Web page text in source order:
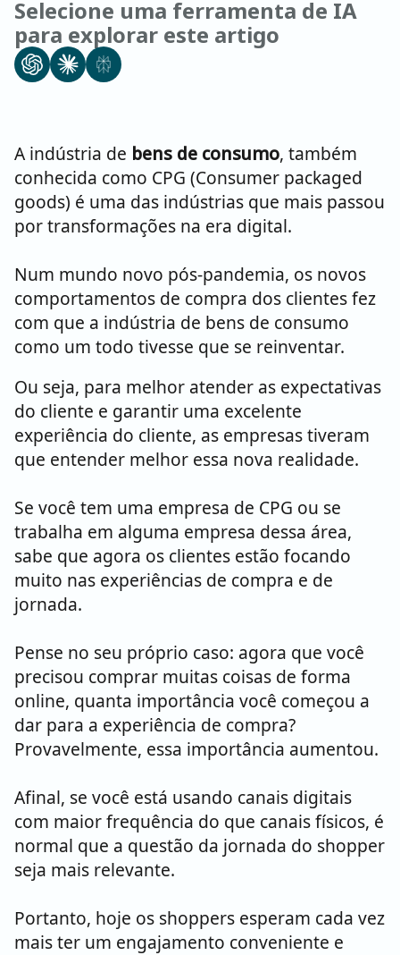
Selecione uma ferramenta de IA
para explorar este artigo
A indústria de bens de consumo, também
conhecida como CPG (Consumer packaged
goods) é uma das indústrias que mais passou
por transformações na era digital.
Num mundo novo pós-pandemia, os novos
comportamentos de compra dos clientes fez
com que a indústria de bens de consumo
como um todo tivesse que se reinventar.
Ou seja, para melhor atender as expectativas
do cliente e garantir uma excelente
experiência do cliente, as empresas tiveram
que entender melhor essa nova realidade.
Se você tem uma empresa de CPG ou se
trabalha em alguma empresa dessa área,
sabe que agora os clientes estão focando
muito nas experiências de compra e de
jornada.
Pense no seu próprio caso: agora que você
precisou comprar muitas coisas de forma
online, quanta importância você começou a
dar para a experiência de compra?
Provavelmente, essa importância aumentou.
Afinal, se você está usando canais digitais
com maior frequência do que canais físicos, é
normal que a questão da jornada do shopper
seja mais relevante.
Portanto, hoje os shoppers esperam cada vez
mais ter um engajamento conveniente e